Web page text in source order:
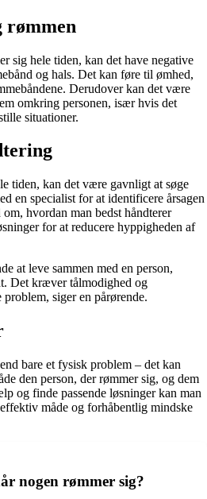
rømmen
sig hele tiden, kan det have negative
og hals. Det kan føre til ømhed,
Derudover kan det være
omkring personen, især hvis det
situationer.
tiden, kan det være gavnligt at søge
en specialist for at identificere årsagen
hvordan man bedst håndterer
for at reducere hyppigheden af
at leve sammen med en person,
Det kræver tålmodighed og
problem, siger en pårørende.
bare et fysisk problem – det kan
den person, der rømmer sig, og dem
og finde passende løsninger kan man
måde og forhåbentlig mindske
nogen rømmer sig?